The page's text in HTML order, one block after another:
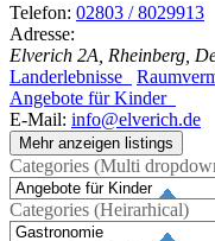
Categories (Multi
Categories (Heirarhical)
Telefon: 02803 / 8029913
Adresse:
Elverich 2A, Rheinberg,
Landerlebnisse
Angebote für Kinder
E-Mail: info@elverich.de
Mehr anzeigen listings